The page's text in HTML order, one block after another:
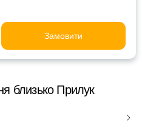
Замовити
близько Прилук